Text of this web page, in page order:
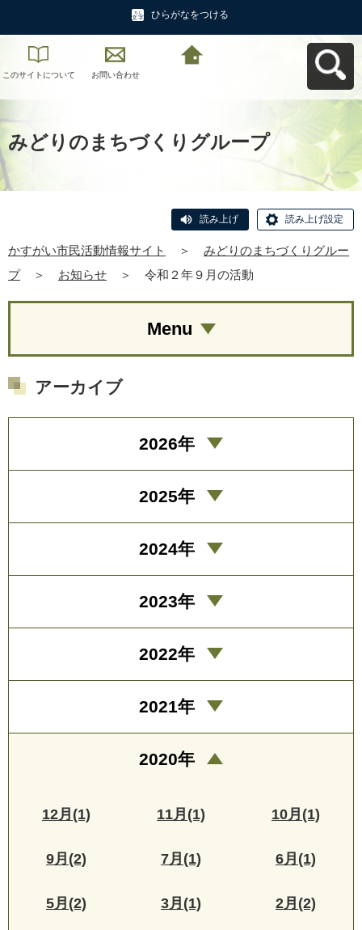
ひらがなをつける
このサイトについて お問い合わせ
みどりのまちづくりグループ
読み上げ 読み上げ設定
かすがい市民活動情報サイト ＞
みどりのまちづくりグルー
プ
＞ お知らせ ＞ 令和２年９月の活動
Menu
アーカイブ
2026年
2025年
2024年
2023年
2022年
2021年
2020年
12月(1) 11月(1) 10月(1)
9月(2) 7月(1) 6月(1)
5月(2) 3月(1) 2月(2)